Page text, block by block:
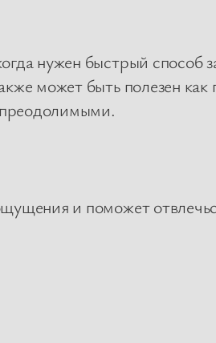
нужен быстрый способ
может быть полезен как
и поможет